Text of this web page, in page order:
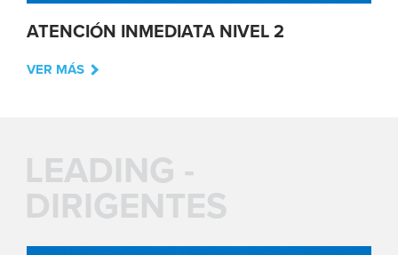
ATENCIÓN INMEDIATA NIVEL 2
VER MÁS
LEADING -
DIRIGENTES